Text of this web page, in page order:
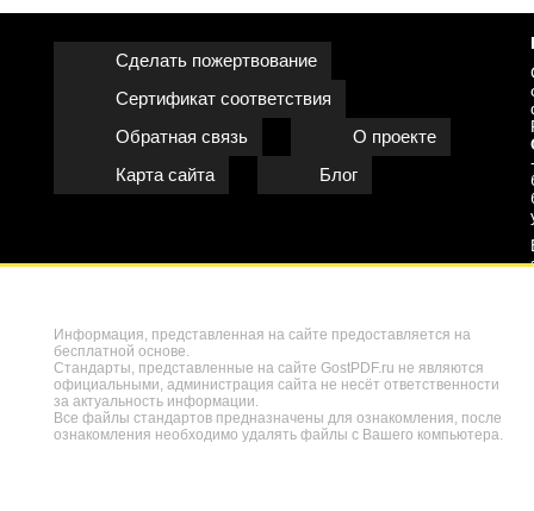
Сделать пожертвование
Сертификат соответствия
Обратная связь
О проекте
Карта сайта
Блог
Информация, представленная на сайте предоставляется на
бесплатной основе.
Стандарты, представленные на сайте GostPDF.ru не являются
официальными, администрация сайта не несёт ответственности
за актуальность информации.
Все файлы стандартов предназначены для ознакомления, после
ознакомления необходимо удалять файлы с Вашего компьютера.